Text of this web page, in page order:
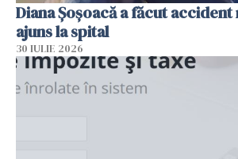
Diana Șoșoacă a făcut
ajuns la spital
30 IULIE 2026